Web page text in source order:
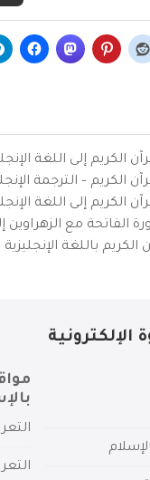
الكريم إلى اللغة
الكريم – الترجمة
الكريم إلى اللغة
الفاتحة مع الزهراوين
الكريم باللغة الإنجليزية
الإلكترونية